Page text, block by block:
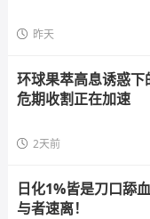
昨天
环球果萃高息诱惑
危期收割正在加速
2天前
日化1%皆是刀口舔
与者速离！